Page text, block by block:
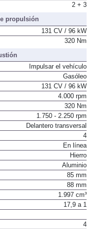
2 + 3
propulsión
131 CV / 96 kW
320 Nm
Impulsar el vehículo
Gasóleo
131 CV / 96 kW
4.000 rpm
320 Nm
1.750 - 2.250 rpm
Delantero transversal
4
En línea
Hierro
Aluminio
85 mm
88 mm
1.997 cm³
17,9 a 1
4